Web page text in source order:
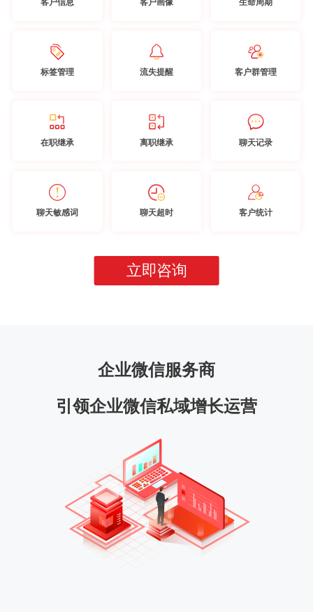
标签管理 流失提醒 客户群管理
在职继承 离职继承 聊天记录
聊天敏感词 聊天超时 客户统计
立即咨询
企业微信服务商
引领企业微信私域增长运营